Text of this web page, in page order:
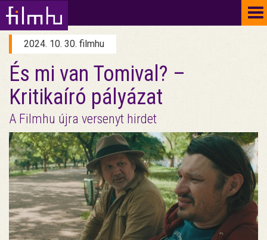
2024. 10. 30. filmhu
És mi van Tomival? –
Kritikaíró pályázat
A Filmhu újra versenyt hirdet